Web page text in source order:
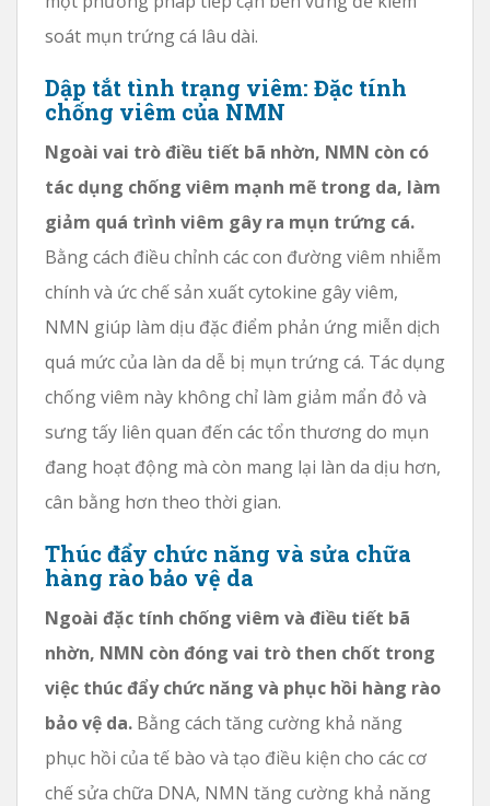
soát mụn trứng cá lâu dài.
Dập tắt tình trạng viêm: Đặc tính
chống viêm của NMN
Ngoài vai trò điều tiết bã nhờn, NMN còn có
tác dụng chống viêm mạnh mẽ trong da, làm
giảm quá trình viêm gây ra mụn trứng cá.
Bằng cách điều chỉnh các con đường viêm nhiễm
chính và ức chế sản xuất cytokine gây viêm,
NMN giúp làm dịu đặc điểm phản ứng miễn dịch
quá mức của làn da dễ bị mụn trứng cá. Tác dụng
chống viêm này không chỉ làm giảm mẩn đỏ và
sưng tấy liên quan đến các tổn thương do mụn
đang hoạt động mà còn mang lại làn da dịu hơn,
cân bằng hơn theo thời gian.
Thúc đẩy chức năng và sửa chữa
hàng rào bảo vệ da
Ngoài đặc tính chống viêm và điều tiết bã
nhờn, NMN còn đóng vai trò then chốt trong
việc thúc đẩy chức năng và phục hồi hàng rào
bảo vệ da. Bằng cách tăng cường khả năng
phục hồi của tế bào và tạo điều kiện cho các cơ
chế sửa chữa DNA, NMN tăng cường khả năng